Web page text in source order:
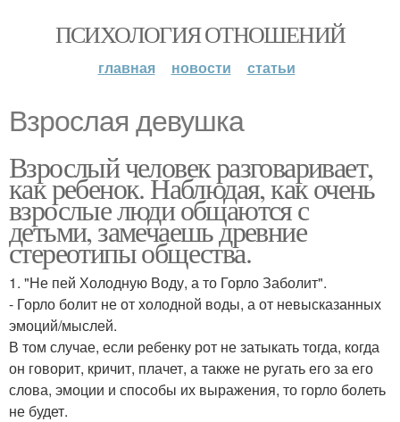
ПСИХОЛОГИЯ ОТНОШЕНИЙ
главная новости статьи
Взрослая девушка
Взрослый человек разговаривает,
как ребенок. Наблюдая, как очень
взрослые люди общаются с
детьми, замечаешь древние
стереотипы общества.
1. "Не пей Холодную Воду, а то Горло Заболит".
- Горло болит не от холодной воды, а от невысказанных
эмоций/мыслей.
В том случае, если ребенку рот не затыкать тогда, когда
он говорит, кричит, плачет, а также не ругать его за его
слова, эмоции и способы их выражения, то горло болеть
не будет.